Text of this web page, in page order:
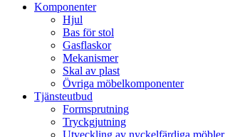
Komponenter
Hjul
Bas för stol
Gasflaskor
Mekanismer
Skal av plast
Övriga möbelkomponenter
Tjänsteutbud
Formsprutning
Tryckgjutning
Utveckling av nyckelfärdiga möbler